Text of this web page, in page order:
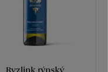
Ryzlink rýnský